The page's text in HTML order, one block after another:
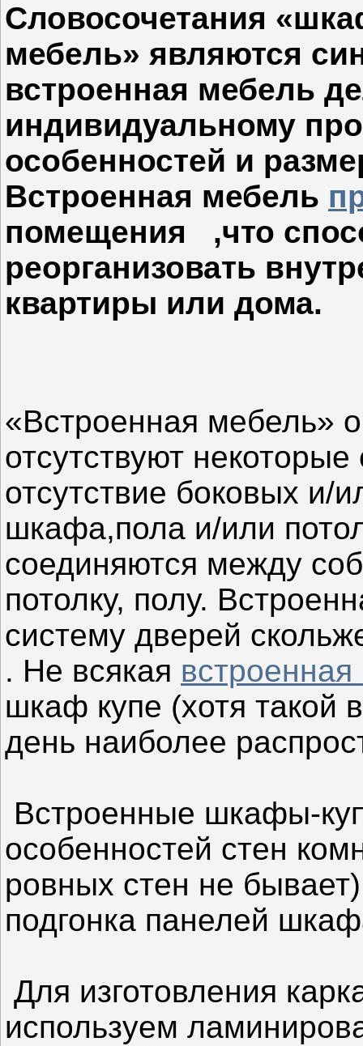
Словосочетания
мебель» являются
встроенная мебель
индивидуальному
особенностей и
Встроенная мебель
помещения ,что
реорганизовать
квартиры или дома.
«Встроенная мебель»
отсутствуют
отсутствие боковых и/
шкафа,пола и/или
соединяются между
потолку, полу.
систему дверей
. Не всякая
шкаф купе (хотя такой
день наиболее
Встроенные шкафы-
особенностей стен
ровных стен не
подгонка панелей
Для изготовления
используем